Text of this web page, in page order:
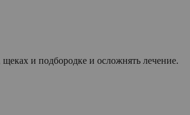
и подбородке и осложнять лечение.